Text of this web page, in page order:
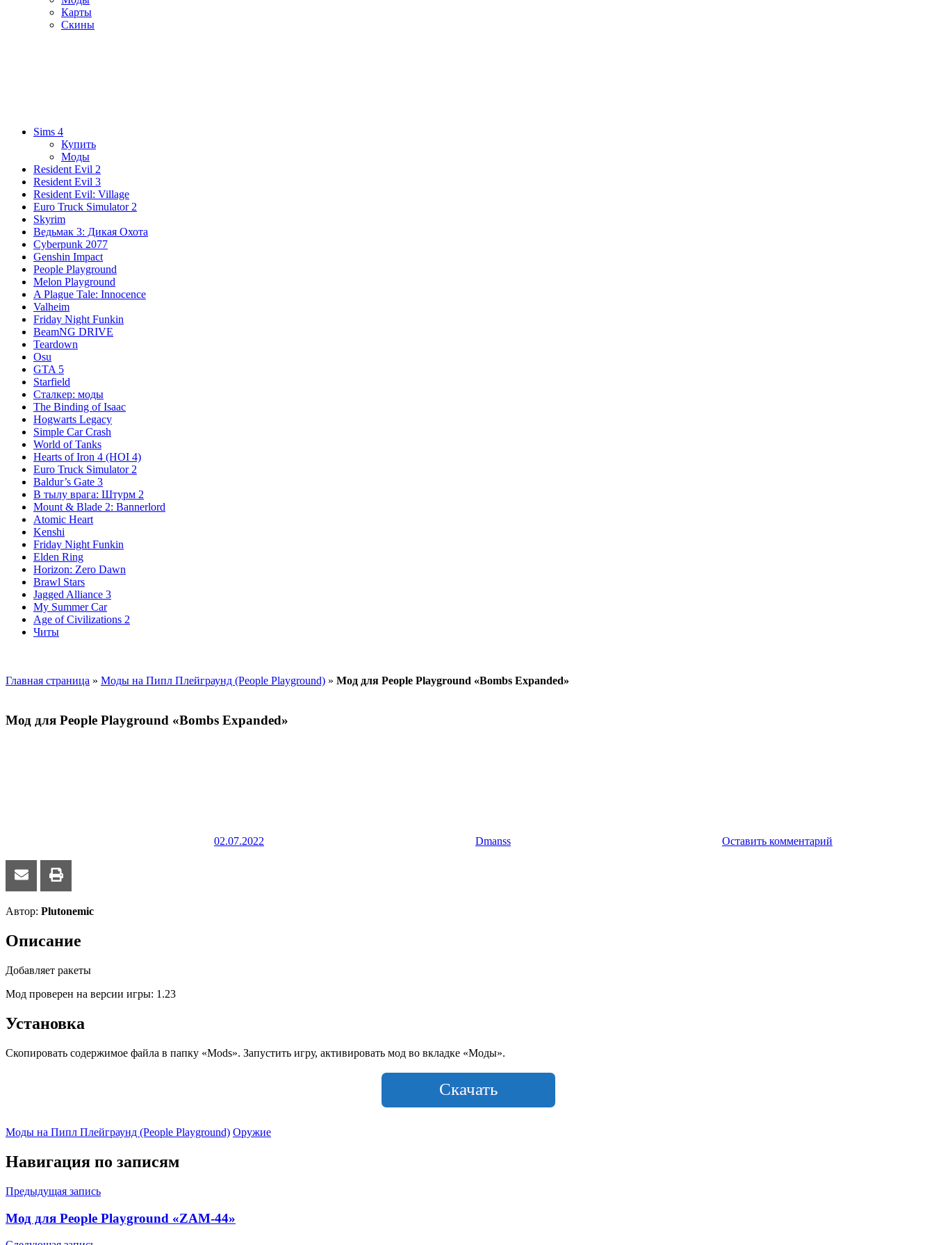
Карты
Скины
Sims 4
Купить
Моды
Resident Evil 2
Resident Evil 3
Resident Evil: Village
Euro Truck Simulator 2
Skyrim
Ведьмак 3: Дикая Охота
Cyberpunk 2077
Genshin Impact
People Playground
Melon Playground
A Plague Tale: Innocence
Valheim
Friday Night Funkin
BeamNG DRIVE
Teardown
Osu
GTA 5
Starfield
Сталкер: моды
The Binding of Isaac
Hogwarts Legacy
Simple Car Crash
World of Tanks
Hearts of Iron 4 (HOI 4)
Euro Truck Simulator 2
Baldur’s Gate 3
В тылу врага: Штурм 2
Mount & Blade 2: Bannerlord
Atomic Heart
Kenshi
Friday Night Funkin
Elden Ring
Horizon: Zero Dawn
Brawl Stars
Jagged Alliance 3
My Summer Car
Age of Civilizations 2
Читы
Главная страница » Моды на Пипл Плейграунд (People Playground) » Мод для People Playground «Bombs Expanded»
Мод для People Playground «Bombs Expanded»
02.07.2022 Dmanss Оставить комментарий
Автор: Plutonemic
Описание
Добавляет ракеты
Мод проверен на версии игры: 1.23
Установка
Скопировать содержимое файла в папку «Mods». Запустить игру, активировать мод во вкладке «Моды».
Скачать
Моды на Пипл Плейграунд (People Playground) Оружие
Навигация по записям
Предыдущая запись
Мод для People Playground «ZAM-44»